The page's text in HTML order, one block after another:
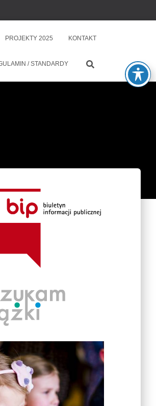
PROJEKTY 2025 KONTAKT
/ STANDARDY